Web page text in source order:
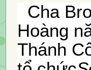
Cha
Hoàng
Thánh